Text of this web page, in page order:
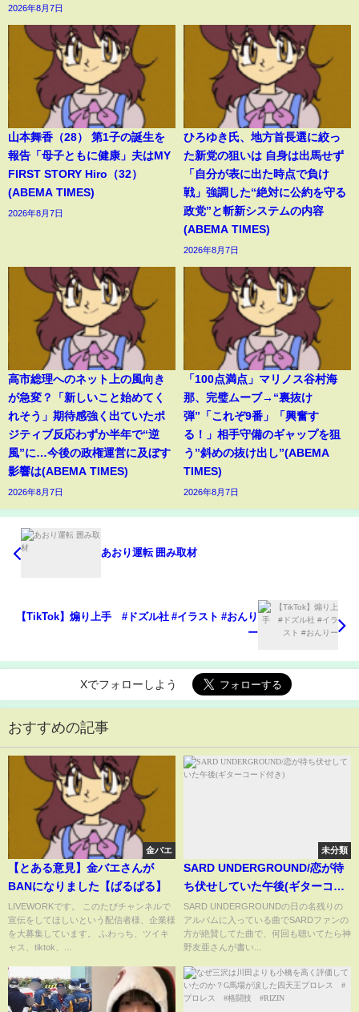
2026年8月7日
山本舞香（28） 第1子の誕生を
報告「母子ともに健康」夫はMY
FIRST STORY Hiro（32）
(ABEMA TIMES)
2026年8月7日
ひろゆき氏、地方首長選に絞っ
た新党の狙いは 自身は出馬せず
「自分が表に出た時点で負け
戦」強調した“絶対に公約を守る
政党”と斬新システムの内容
(ABEMA TIMES)
2026年8月7日
高市総理へのネット上の風向き
が急変？「新しいこと始めてく
れそう」期待感強く出ていたポ
ジティブ反応わずか半年で“逆
風”に…今後の政権運営に及ぼす
影響は(ABEMA TIMES)
2026年8月7日
「100点満点」マリノス谷村海
那、完璧ムーブ→“裏抜け
弾”「これぞ9番」「興奮す
る！」相手守備のギャップを狙
う”斜めの抜け出し”(ABEMA
TIMES)
2026年8月7日
あおり運転 囲み取材
【TikTok】煽り上手 #ドズル社 #イラスト #おんり
ー
Xでフォローしよう
おすすめの記事
金バエ
【とある意見】金バエさんが
BANになりました【ぱるぱる】
LIVEWORKです。 このたびチャンネルで
宣伝をしてほしいという配信者様、企業様
を大募集しています。 ふわっち、ツイキ
ャス、tiktok、...
未分類
SARD UNDERGROUND/恋が待
ち伏せしていた午後(ギターコー
ド付き)
SARD UNDERGROUNDの日の名残りの
アルバムに入っている曲でSARDファンの
方が絶賛してた曲で、何回も聴いてたら神
野友亜さんが書い...